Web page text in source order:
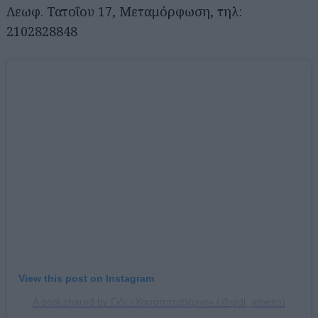
Λεωφ. Τατοΐου 17, Μεταμόρφωση, τηλ:
2102828848
View this post on Instagram